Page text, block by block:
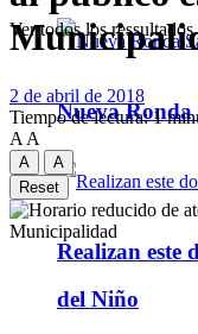
Nueva
Realizan este
del Niño
Ver todos los ressultados
2 de abril de 2018
Tiempo de lectura: 1
A A
A
A
Reset